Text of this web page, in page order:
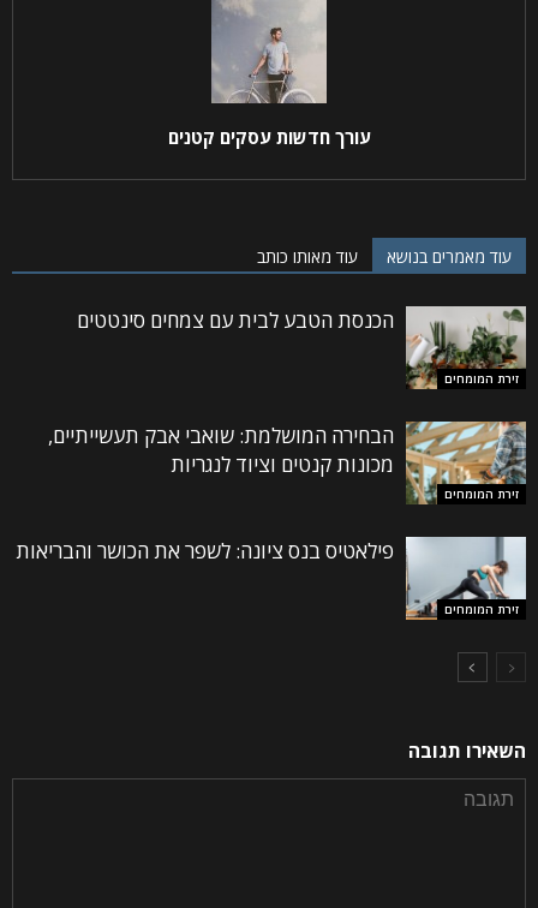
עורך חדשות עסקים קטנים
עוד מאמרים בנושא עוד מאותו כותב
זירת המומחים
הכנסת הטבע לבית עם צמחים סינטטים
זירת המומחים
הבחירה המושלמת: שואבי אבק תעשייתיים,
מכונות קנטים וציוד לנגריות
זירת המומחים
פילאטיס בנס ציונה: לשפר את הכושר והבריאות
השאירו תגובה